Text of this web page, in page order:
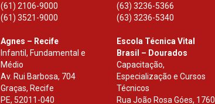
(61) 2106-9000
(61) 3521-9000
(63) 3236-5366
(63) 3236-5340
Agnes – Recife
Infantil, Fundamental e
Médio
Av. Rui Barbosa, 704
Graças, Recife
PE, 52011-040
Escola Técnica Vital
Brasil – Dourados
Capacitação,
Especialização e Cursos
Técnicos
Rua João Rosa Góes, 1760